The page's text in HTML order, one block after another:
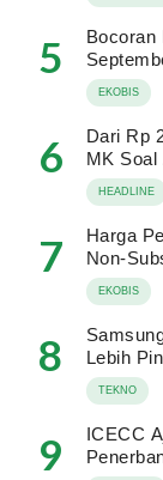
5
Bocoran
EKOBIS
6
Dari Rp
MK Soal
HEADLINE
7
Harga
Non-
EKOBIS
8
Lebih
TEKNO
9
ICECC